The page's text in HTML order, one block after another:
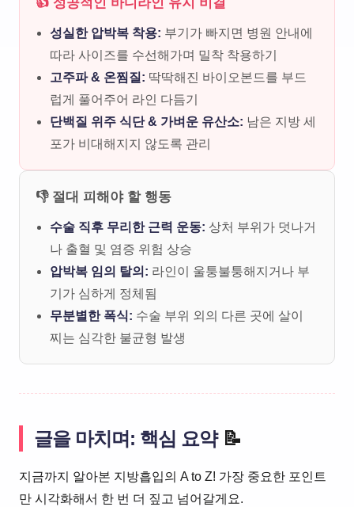
성실한 압박복 착용: 부기가 빠지면 병원 안내에
따라 사이즈를 수선해가며 밀착 착용하기
고주파 & 온찜질: 딱딱해진 바이오본드를 부드
럽게 풀어주어 라인 다듬기
단백질 위주 식단 & 가벼운 유산소: 남은 지방 세
포가 비대해지지 않도록 관리
👎 절대 피해야 할 행동
수술 직후 무리한 근력 운동: 상처 부위가 덧나거
나 출혈 및 염증 위험 상승
압박복 임의 탈의: 라인이 울퉁불퉁해지거나 부
기가 심하게 정체됨
무분별한 폭식: 수술 부위 외의 다른 곳에 살이
찌는 심각한 불균형 발생
글을 마치며: 핵심 요약📝
지금까지 알아본 지방흡입의 A to Z! 가장 중요한 포인트
만 시각화해서 한 번 더 짚고 넘어갈게요.